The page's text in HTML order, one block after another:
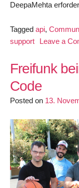
DeepaMehta
Tagged api,
support
Leave a
Freifunk
Code
Posted on 13.